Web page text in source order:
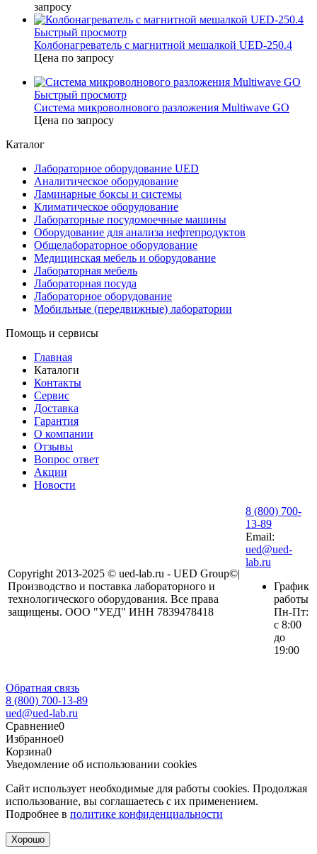
запросу
Быстрый просмотр
Колбонагреватель с магнитной мешалкой UED-250.4
Цена по запросу
Быстрый просмотр
Система микроволнового разложения Multiwave GO
Цена по запросу
Каталог
Лабораторное оборудование UED
Аналитическое оборудование
Ламинарные боксы и системы
Климатическое оборудование
Лабораторные посудомоечные машины
Оборудование для анализа нефтепродуктов
Общелабораторное оборудование
Медицинская мебель и оборудование
Лабораторная мебель
Лабораторная посуда
Лабораторное оборудование
Мобильные (передвижные) лаборатории
Помощь и сервисы
Главная
Каталоги
Контакты
Сервис
Доставка
Гарантия
О компании
Отзывы
Вопрос ответ
Акции
Новости
Copyright 2013-2025 © ued-lab.ru - UED Group©|
Производство и поставка лабораторного и
технологического оборудования. Все права
защищены. ООО "УЕД" ИНН 7839478418
8 (800) 700-
13-89
Email:
ued@ued-
lab.ru
График
работы
Пн-Пт:
с 8:00
до
19:00
Обратная связь
8 (800) 700-13-89
ued@ued-lab.ru
Сравнение0
Избранное0
Корзина0
Уведомление об использовании cookies
Сайт использует необходимые для работы cookies. Продолжая
использование, вы соглашаетесь с их применением.
Подробнее в политике конфиденциальности
Хорошо